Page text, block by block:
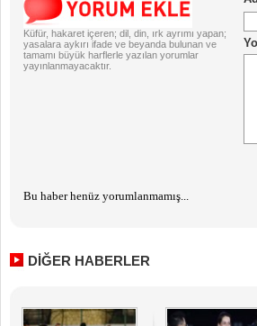
Küfür, hakaret içeren; dil, din, ırk ayrımı yapan;
yasalara aykırı ifade ve beyanda bulunan ve
tamamı büyük harflerle yazılan yorumlar
yayınlanmayacaktır.
Bu haber henüz yorumlanmamış...
DİĞER HABERLER